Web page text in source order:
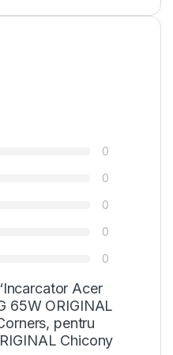
0
0
0
0
0
Acer
65W ORIGINAL
pentru
Chicony